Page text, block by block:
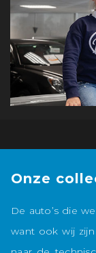
Onze
De auto’s die
want ook wij